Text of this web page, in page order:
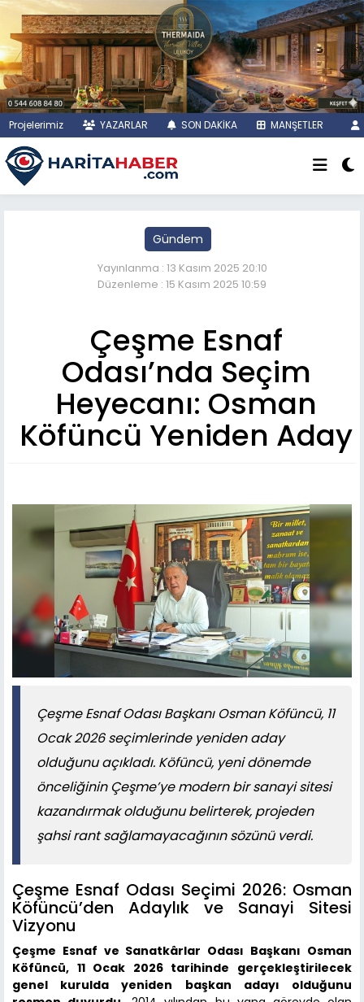
Projelerimiz YAZARLAR SON DAKİKA MANŞETLER
Gündem
Yayınlanma : 13 Kasım 2025 20:10
Düzenleme : 15 Kasım 2025 10:59
Çeşme Esnaf
Odası’nda Seçim
Heyecanı: Osman
Köfüncü Yeniden Aday
Çeşme Esnaf Odası Başkanı Osman Köfüncü, 11
Ocak 2026 seçimlerinde yeniden aday
olduğunu açıkladı. Köfüncü, yeni dönemde
önceliğinin Çeşme’ye modern bir sanayi sitesi
kazandırmak olduğunu belirterek, projeden
şahsi rant sağlamayacağının sözünü verdi.
Çeşme Esnaf Odası Seçimi 2026: Osman
Köfüncü’den Adaylık ve Sanayi Sitesi
Vizyonu
Çeşme Esnaf ve Sanatkârlar Odası Başkanı Osman
Köfüncü, 11 Ocak 2026 tarihinde gerçekleştirilecek
genel kurulda yeniden başkan adayı olduğunu